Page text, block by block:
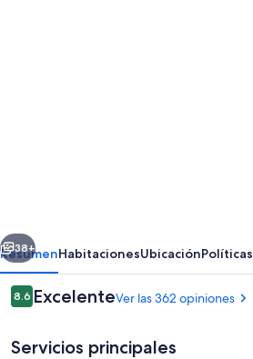
Siguiente
38+
ResumenHabitacionesUbicaciónPolíticas
Opiniones
8.68.6 de 10,
ExcelenteVer las 362 opiniones
Servicios principales